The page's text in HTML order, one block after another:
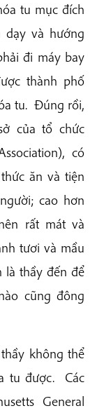
tu mục đích
dạy và hướng
đi máy bay
thành phố
tu. Đúng rồi,
của tổ chức
có
ăn và tiện
cao hơn
rất mát và
tươi và mầu
là thầy đến để
cũng đông
không thể
tu được. Các
General